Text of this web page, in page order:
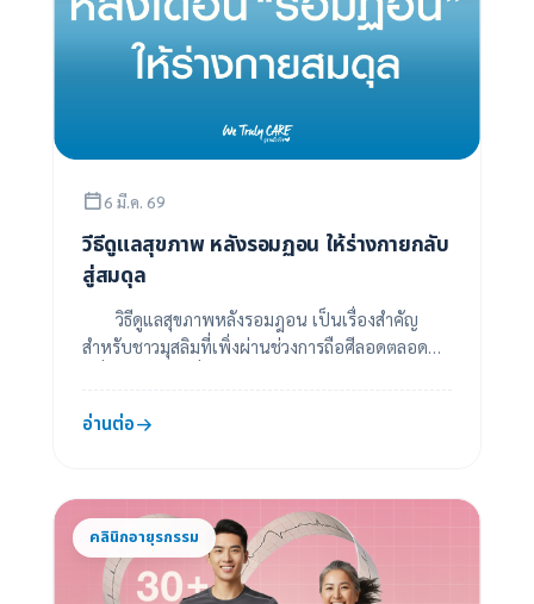
6 มี.ค. 69
วีธีดูแลสุขภาพ หลังรอมฏอน ให้ร่างกายกลับ
สู่สมดุล
วิธีดูแลสุขภาพหลังรอมฎอน เป็นเรื่องสำคัญ
สำหรับชาวมุสลิมที่เพิ่งผ่านช่วงการถือศีลอดตลอด
อ่านต่อ
คลินิกอายุรกรรม